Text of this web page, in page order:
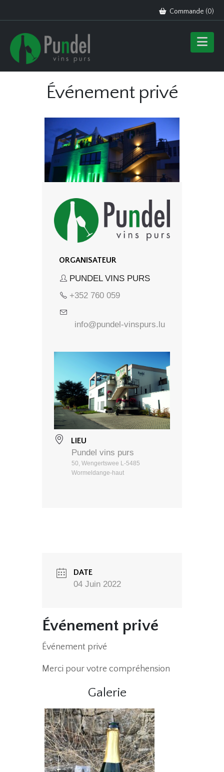
Commande (0)
Événement privé
ORGANISATEUR
PUNDEL VINS PURS
+352 760 059
info@pundel-vinspurs.lu
LIEU
Pundel vins purs
50, Wengertswee L-5485
Wormeldange-haut
DATE
04 Juin 2022
Événement privé
Événement privé
Merci pour votre compréhension
Galerie